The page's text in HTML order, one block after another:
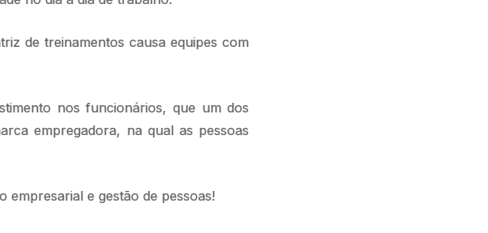
de treinamentos causa equipes com
nos funcionários, que um dos
empregadora, na qual as pessoas
e gestão de pessoas!